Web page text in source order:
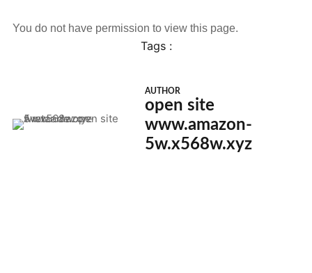
You do not have permission to view this page.
Tags :
AUTHOR
open site
www.amazon-
5w.x568w.xyz